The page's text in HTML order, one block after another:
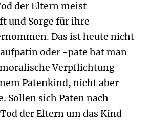
der Eltern meist
und Sorge für ihre
Das ist heute nicht
oder -pate hat man
Verpflichtung
Patenkind, nicht aber
Sollen sich Paten nach
der Eltern um das Kind